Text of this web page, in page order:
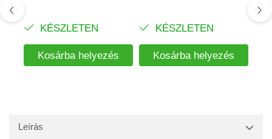
KÉSZLETEN
Kosárba helyezés
KÉSZLETEN
Kosárba helyezés
Leírás